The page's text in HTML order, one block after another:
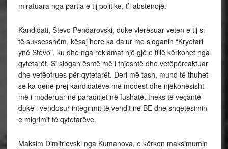
miratuara nga partia e tij politike, t’i abstenojë.
Kandidati, Stevo Pendarovski, duke vlerësuar veten e tij si
të suksesshëm, kësaj here ka dalur me sloganin “Kryetari
ynë Stevo”, ku dhe nga reklamat një gjë e tillë kërkohet nga
qytetarët. Si slogan është më i thjeshtë dhe vetëpërcaktuar
dhe vetëofrues për qytetarët. Deri më tash, mund të thuhet
se ka qenë prej kandidatëve më modest dhe njëkohësisht
më i moderuar në paraqitjet në fushatë, theks të veçantë
duke i vendosur integrimit të vendit në BE dhe shqetësimin
e migrimit të qytetarëve.
Maksim Dimitrievski nga Kumanova, e kërkon maksimumin